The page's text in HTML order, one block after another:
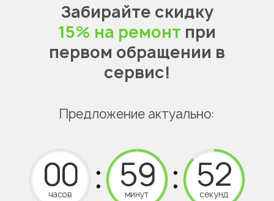
Забирайте скидку
15% на ремонт при
первом обращении в
сервис!
Предложение актуально:
часов минут секунд